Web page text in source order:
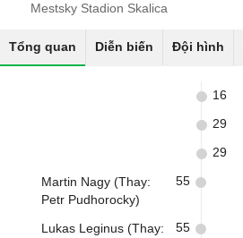
Mestsky Stadion Skalica
Tổng quan Diễn biến Đội hình
16
29
29
Martin Nagy (Thay:
Petr Pudhorocky)
55
Lukas Leginus (Thay:
55